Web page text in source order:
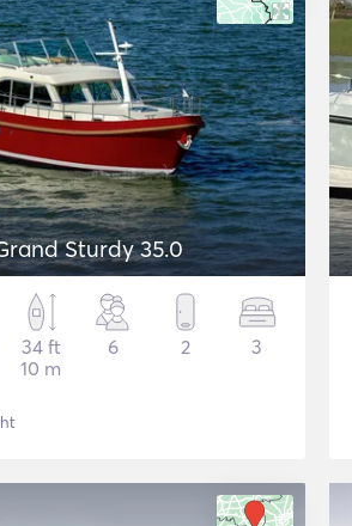
Sturdy 35.0
34 ft
10 m
6 2 3